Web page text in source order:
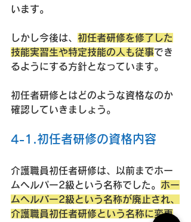
います。
しかし今後は、 初任者研修を修了した
技能実習生や特定技能の人も従事でき
るようにする方針となっています。
初任者研修とはどのような資格なのか
確認していきましょう。
4-1.初任者研修の資格内容
介護職員初任者研修は、以前までホー
ムヘルパー2級という名称でした。 ホー
ムヘルパー2級という名称が廃止され、
介護職員初任者研修という名称に変更